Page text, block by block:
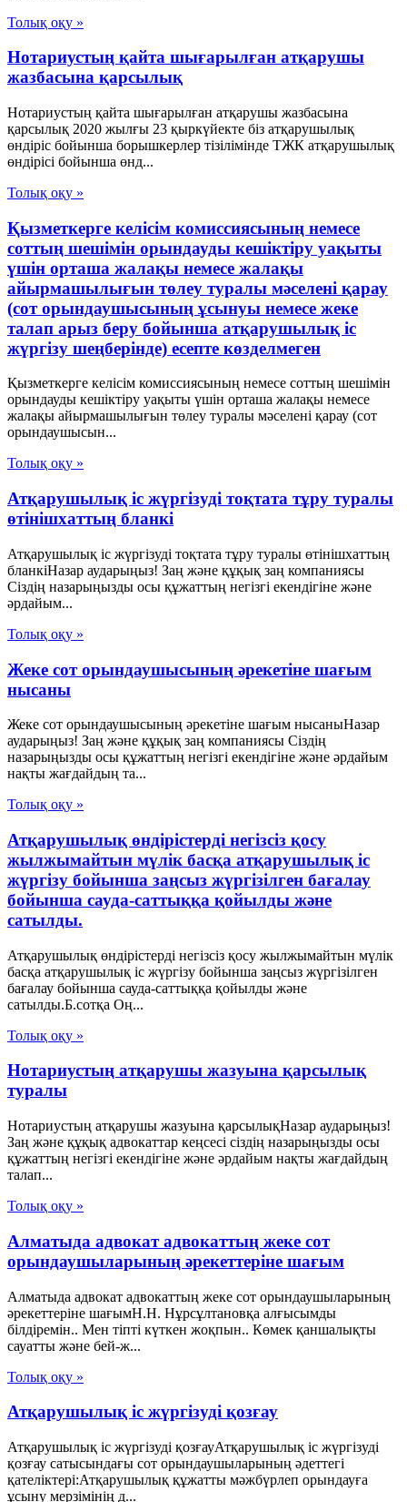
Толық оқу »
Нотариустың қайта шығарылған атқарушы
жазбасына қарсылық
Нотариустың қайта шығарылған атқарушы жазбасына
қарсылық 2020 жылғы 23 қыркүйекте біз атқарушылық
өндіріс бойынша борышкерлер тізілімінде ТЖК атқарушылық
өндірісі бойынша өнд...
Толық оқу »
Қызметкерге келісім комиссиясының немесе
соттың шешімін орындауды кешіктіру уақыты
үшін орташа жалақы немесе жалақы
айырмашылығын төлеу туралы мәселені қарау
(сот орындаушысының ұсынуы немесе жеке
талап арыз беру бойынша атқарушылық іс
жүргізу шеңберінде) есепте көзделмеген
Қызметкерге келісім комиссиясының немесе соттың шешімін
орындауды кешіктіру уақыты үшін орташа жалақы немесе
жалақы айырмашылығын төлеу туралы мәселені қарау (сот
орындаушысын...
Толық оқу »
Атқарушылық іс жүргізуді тоқтата тұру туралы
өтінішхаттың бланкі
Атқарушылық іс жүргізуді тоқтата тұру туралы өтінішхаттың
бланкіНазар аударыңыз! Заң және құқық заң компаниясы
Сіздің назарыңызды осы құжаттың негізгі екендігіне және
әрдайым...
Толық оқу »
Жеке сот орындаушысының әрекетіне шағым
нысаны
Жеке сот орындаушысының әрекетіне шағым нысаныНазар
аударыңыз! Заң және құқық заң компаниясы Сіздің
назарыңызды осы құжаттың негізгі екендігіне және әрдайым
нақты жағдайдың та...
Толық оқу »
Атқарушылық өндірістерді негізсіз қосу
жылжымайтын мүлік басқа атқарушылық іс
жүргізу бойынша заңсыз жүргізілген бағалау
бойынша сауда-саттыққа қойылды және
сатылды.
Атқарушылық өндірістерді негізсіз қосу жылжымайтын мүлік
басқа атқарушылық іс жүргізу бойынша заңсыз жүргізілген
бағалау бойынша сауда-саттыққа қойылды және
сатылды.Б.сотқа Оң...
Толық оқу »
Нотариустың атқарушы жазуына қарсылық
туралы
Нотариустың атқарушы жазуына қарсылықНазар аударыңыз!
Заң және құқық адвокаттар кеңсесі сіздің назарыңызды осы
құжаттың негізгі екендігіне және әрдайым нақты жағдайдың
талап...
Толық оқу »
Алматыда адвокат адвокаттың жеке сот
орындаушыларының әрекеттеріне шағым
Алматыда адвокат адвокаттың жеке сот орындаушыларының
әрекеттеріне шағымН.Н. Нұрсұлтановқа алғысымды
білдіремін.. Мен тіпті күткен жоқпын.. Көмек қаншалықты
сауатты және бей-ж...
Толық оқу »
Атқарушылық іс жүргізуді қозғау
Атқарушылық іс жүргізуді қозғауАтқарушылық іс жүргізуді
қозғау сатысындағы сот орындаушыларының әдеттегі
қателіктері:Атқарушылық құжатты мәжбүрлеп орындауға
ұсыну мерзімінің д...